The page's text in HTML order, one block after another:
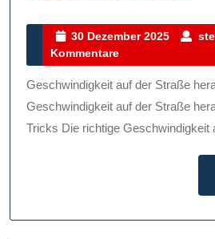
30 Dezember 2025
30
2025
Kommentare
Geschwindigkeit auf der Straße herausfinden
Geschwindigkeit auf der Straße
Tricks Die richtige Geschwindigkeit